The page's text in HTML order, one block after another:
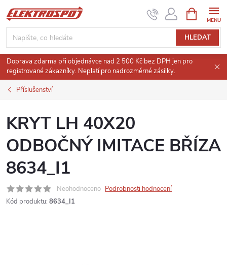
Přejít
na
obsah
HLEDAT
NÁKUPNÍ
KOŠÍK
Doprava zdarma při objednávce nad 2 500 Kč bez DPH jen pro
registrované zákazníky. Neplatí pro nadrozměrné zásilky.
Příslušenství
KRYT LH 40X20
ODBOČNÝ IMITACE BŘÍZA
8634_I1
Neohodnoceno Podrobnosti hodnocení
Kód produktu: 8634_I1